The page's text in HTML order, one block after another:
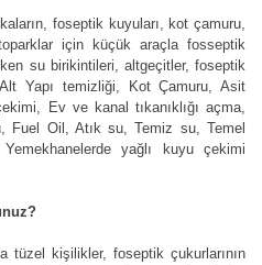
foseptik kuyuları, kot çamuru,
için küçük araçla fosseptik
su birikintileri, altgeçitler, foseptik
Yapı temizliği, Kot Çamuru, Asit
Ev ve kanal tıkanıklığı açma,
Fuel Oil, Atık su, Temiz su, Temel
yağlı kuyu çekimi
tüzel kişilikler, foseptik çukurlarının